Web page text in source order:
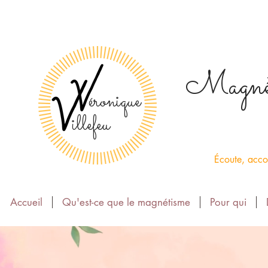
éronique
illefeu
Écoute,
Accueil Qu'est-ce que le magnétisme Pour qui